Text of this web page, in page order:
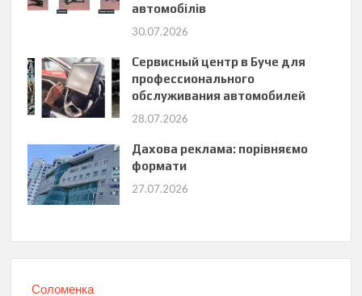
автомобілів
30.07.2026
Сервисный центр в Буче для
профессионального
обслуживания автомобилей
28.07.2026
Дахова реклама: порівняємо
формати
27.07.2026
Соломенка